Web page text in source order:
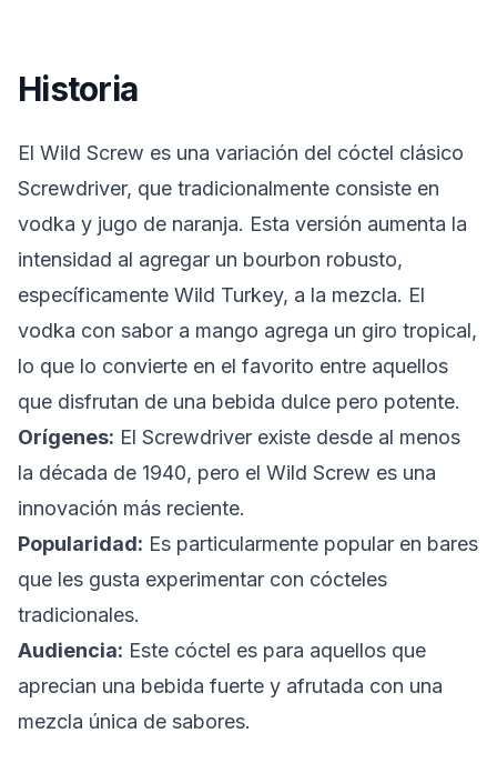
Historia
El Wild Screw es una variación del cóctel clásico
Screwdriver, que tradicionalmente consiste en
vodka y jugo de naranja. Esta versión aumenta la
intensidad al agregar un bourbon robusto,
específicamente Wild Turkey, a la mezcla. El
vodka con sabor a mango agrega un giro tropical,
lo que lo convierte en el favorito entre aquellos
que disfrutan de una bebida dulce pero potente.
Orígenes: El Screwdriver existe desde al menos
la década de 1940, pero el Wild Screw es una
innovación más reciente.
Popularidad: Es particularmente popular en bares
que les gusta experimentar con cócteles
tradicionales.
Audiencia: Este cóctel es para aquellos que
aprecian una bebida fuerte y afrutada con una
mezcla única de sabores.